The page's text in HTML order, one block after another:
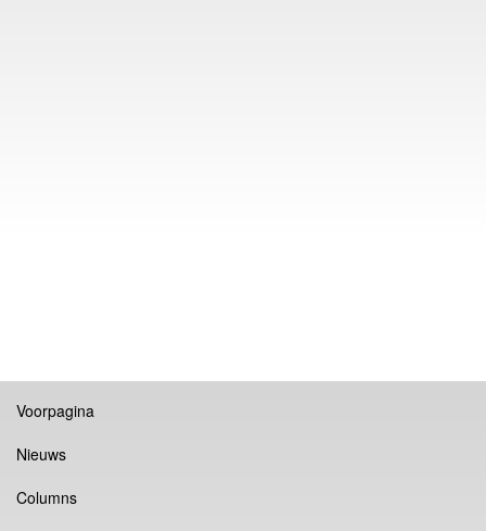
Voorpagina
Nieuws
Columns